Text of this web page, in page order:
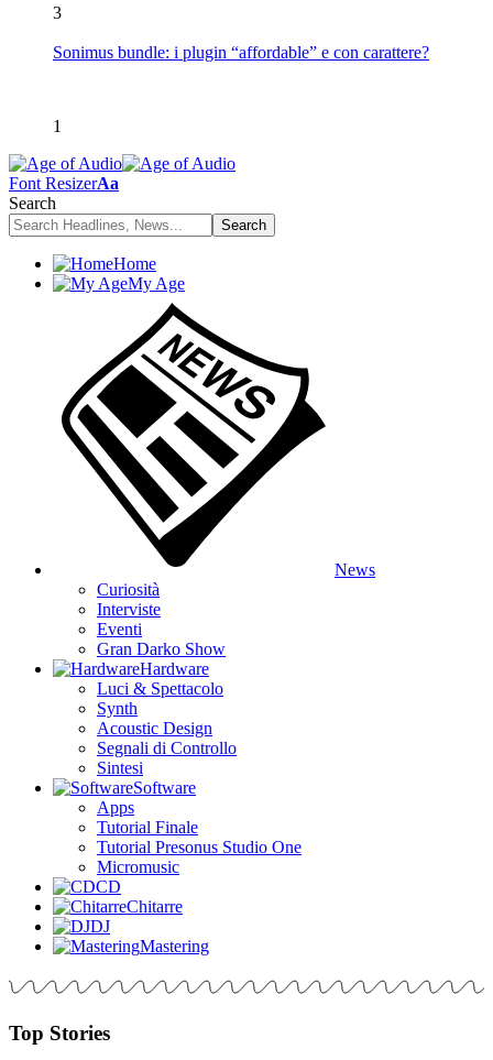
3
Sonimus bundle: i plugin “affordable” e con carattere?
1
Font ResizerAa
Search
Home
My Age
News
Curiosità
Interviste
Eventi
Gran Darko Show
Hardware
Luci & Spettacolo
Synth
Acoustic Design
Segnali di Controllo
Sintesi
Software
Apps
Tutorial Finale
Tutorial Presonus Studio One
Micromusic
CD
Chitarre
DJ
Mastering
Top Stories